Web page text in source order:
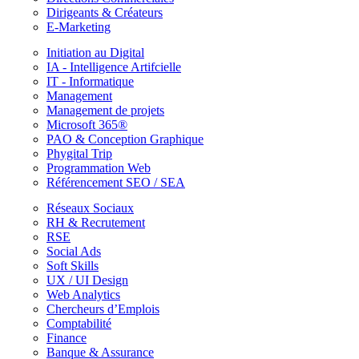
Dirigeants & Créateurs
E-Marketing
Initiation au Digital
IA - Intelligence Artifcielle
IT - Informatique
Management
Management de projets
Microsoft 365®
PAO & Conception Graphique
Phygital Trip
Programmation Web
Référencement SEO / SEA
Réseaux Sociaux
RH & Recrutement
RSE
Social Ads
Soft Skills
UX / UI Design
Web Analytics
Chercheurs d’Emplois
Comptabilité
Finance
Banque & Assurance